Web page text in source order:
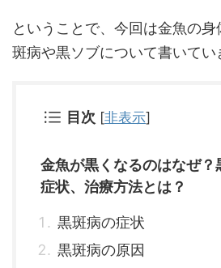
ということで、今回は金魚の
斑病や黒ソブについて書いてい
目次 [非表示]
金魚が黒くなるのはなぜ？
症状、治療方法とは？
黒斑病の症状
黒斑病の原因